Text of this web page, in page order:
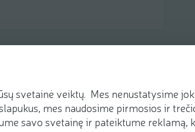
svetainė veiktų. Mes nenustatysime
mes naudosime pirmosios ir
savo svetainę ir pateiktume reklamą,